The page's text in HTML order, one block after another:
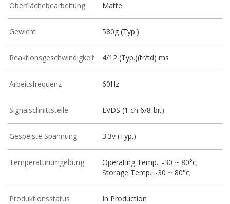
Oberflächebearbeitung Matte
Gewicht 580g (Typ.)
Reaktionsgeschwindigkeit 4/12 (Typ.)(tr/td) ms
Arbeitsfrequenz 60Hz
Signalschnittstelle LVDS (1 ch 6/8-bit)
Gespeiste Spannung 3.3v (Typ.)
Temperaturumgebung
Operating Temp.: -30 ~ 80°c;
Storage Temp.: -30 ~ 80°c;
Produktionsstatus In Production